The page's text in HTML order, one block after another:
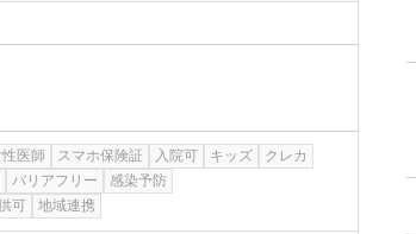
医師 スマホ保険証 入院可 キッズ
クレカ
バリアフリー
感染予防
可 地域連携